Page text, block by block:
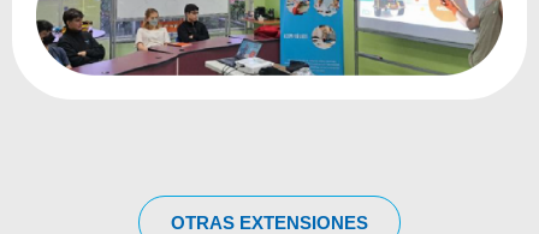
OTRAS EXTENSIONES